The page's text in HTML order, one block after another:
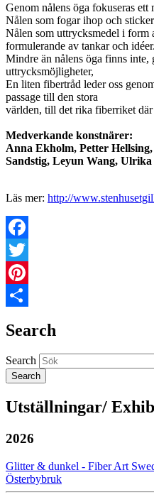
Genom nålens öga fokuseras ett
Nålen som fogar ihop och
Nålen som uttrycksmedel i form
formulerande av tankar och idéer.
Mindre än nålens öga finns inte,
uttrycksmöjligheter,
En liten fibertråd leder oss
passage till den stora
världen, till det rika fiberriket
Medverkande konstnärer:
Anna Ekholm, Petter
Sandstig, Leyun Wang, Ulrika
Läs mer: http://
Facebook
Twitter
Pinterest
Search
Search
Utställningar/
2026
Glitter & dunkel - Fiber Art
Österbybruk